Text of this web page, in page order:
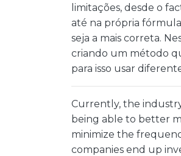
limitações, desde o
até na própria
seja a mais correta.
criando um método
para isso usar
Currently, the
being able to better
minimize the
companies end up